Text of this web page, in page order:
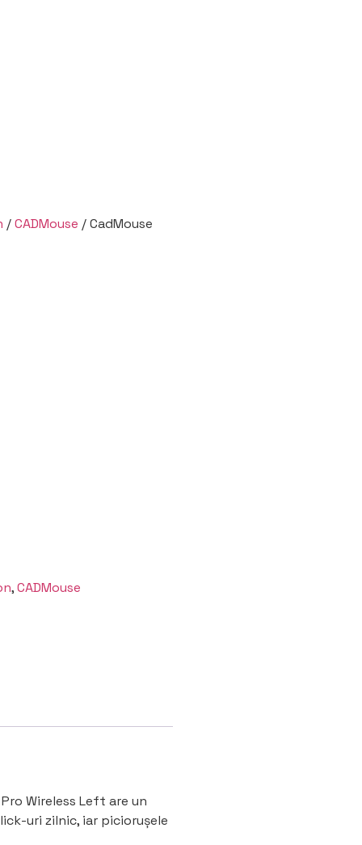
/CADMouse / CadMouse
,CADMouse
Wireless Left are un
uri zilnic, iar piciorușele